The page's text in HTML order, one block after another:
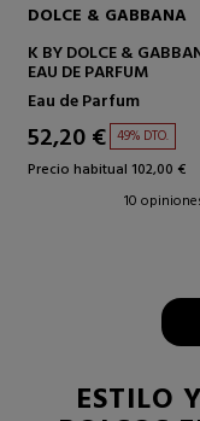
DOLCE & GABBANA
K BY DOLCE &
EAU DE PARFUM
Eau de Parfum
52,20 € 49% DTO.
Precio habitual 102,00 €
10
ESTILO